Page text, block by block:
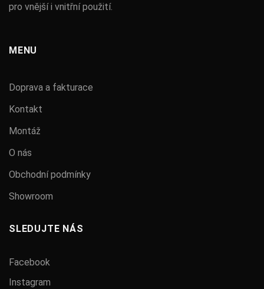
pro vnější i vnitřní použití.
MENU
Doprava a fakturace
Kontakt
Montáž
O nás
Obchodní podmínky
Showroom
SLEDUJTE NÁS
Facebook
Instagram